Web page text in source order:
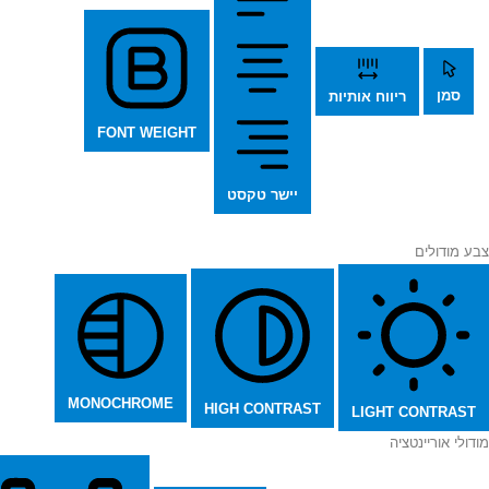
סמן ריווח אותיות
יישר טקסט
FONT WEIGHT
צבע מודולים
LIGHT CONTRAST
HIGH CONTRAST
MONOCHROME
מודולי אוריינטציה